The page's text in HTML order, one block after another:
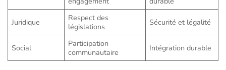
Juridique
Respect des
législations
Sécurité et légalité
Social
Participation
communautaire
Intégration durable